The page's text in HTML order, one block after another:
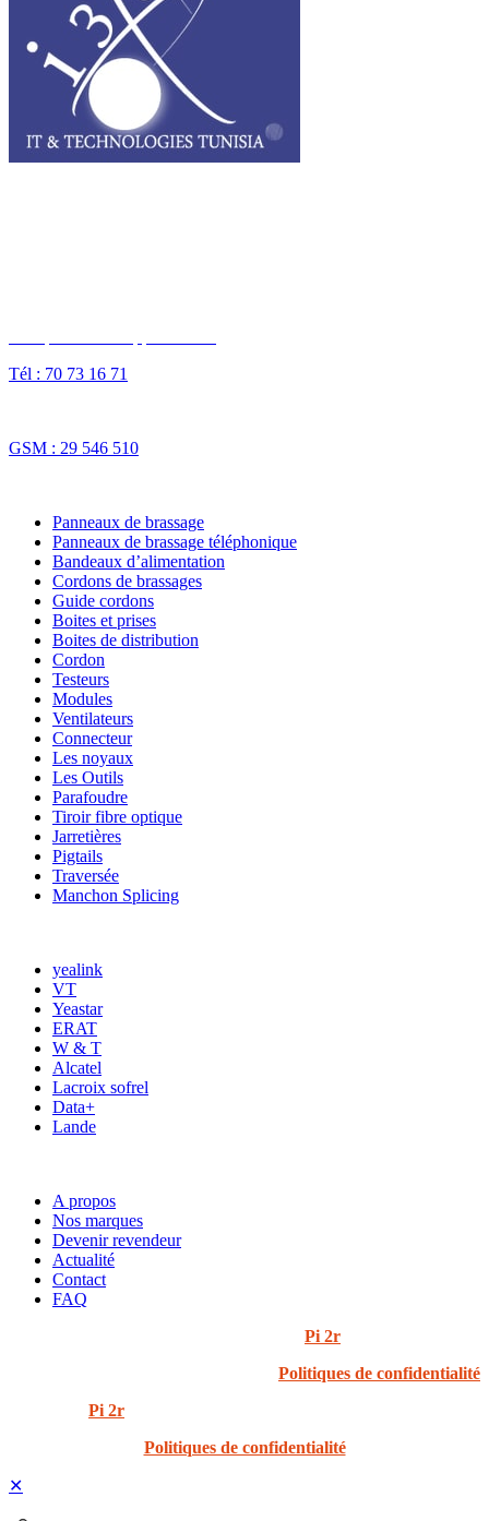
Tél : 70 73 16 71
GSM : 29 546 510
Panneaux de brassage
Panneaux de brassage téléphonique
Bandeaux d’alimentation
Cordons de brassages
Guide cordons
Boites et prises
Boites de distribution
Cordon
Testeurs
Modules
Ventilateurs
Connecteur
Les noyaux
Les Outils
Parafoudre
Tiroir fibre optique
Jarretières
Pigtails
Traversée
Manchon Splicing
yealink
VT
Yeastar
ERAT
W & T
Alcatel
Lacroix sofrel
Data+
Lande
A propos
Nos marques
Devenir revendeur
Actualité
Contact
FAQ
Pi 2r
Politiques de confidentialité
Pi 2r
Politiques de confidentialité
✕